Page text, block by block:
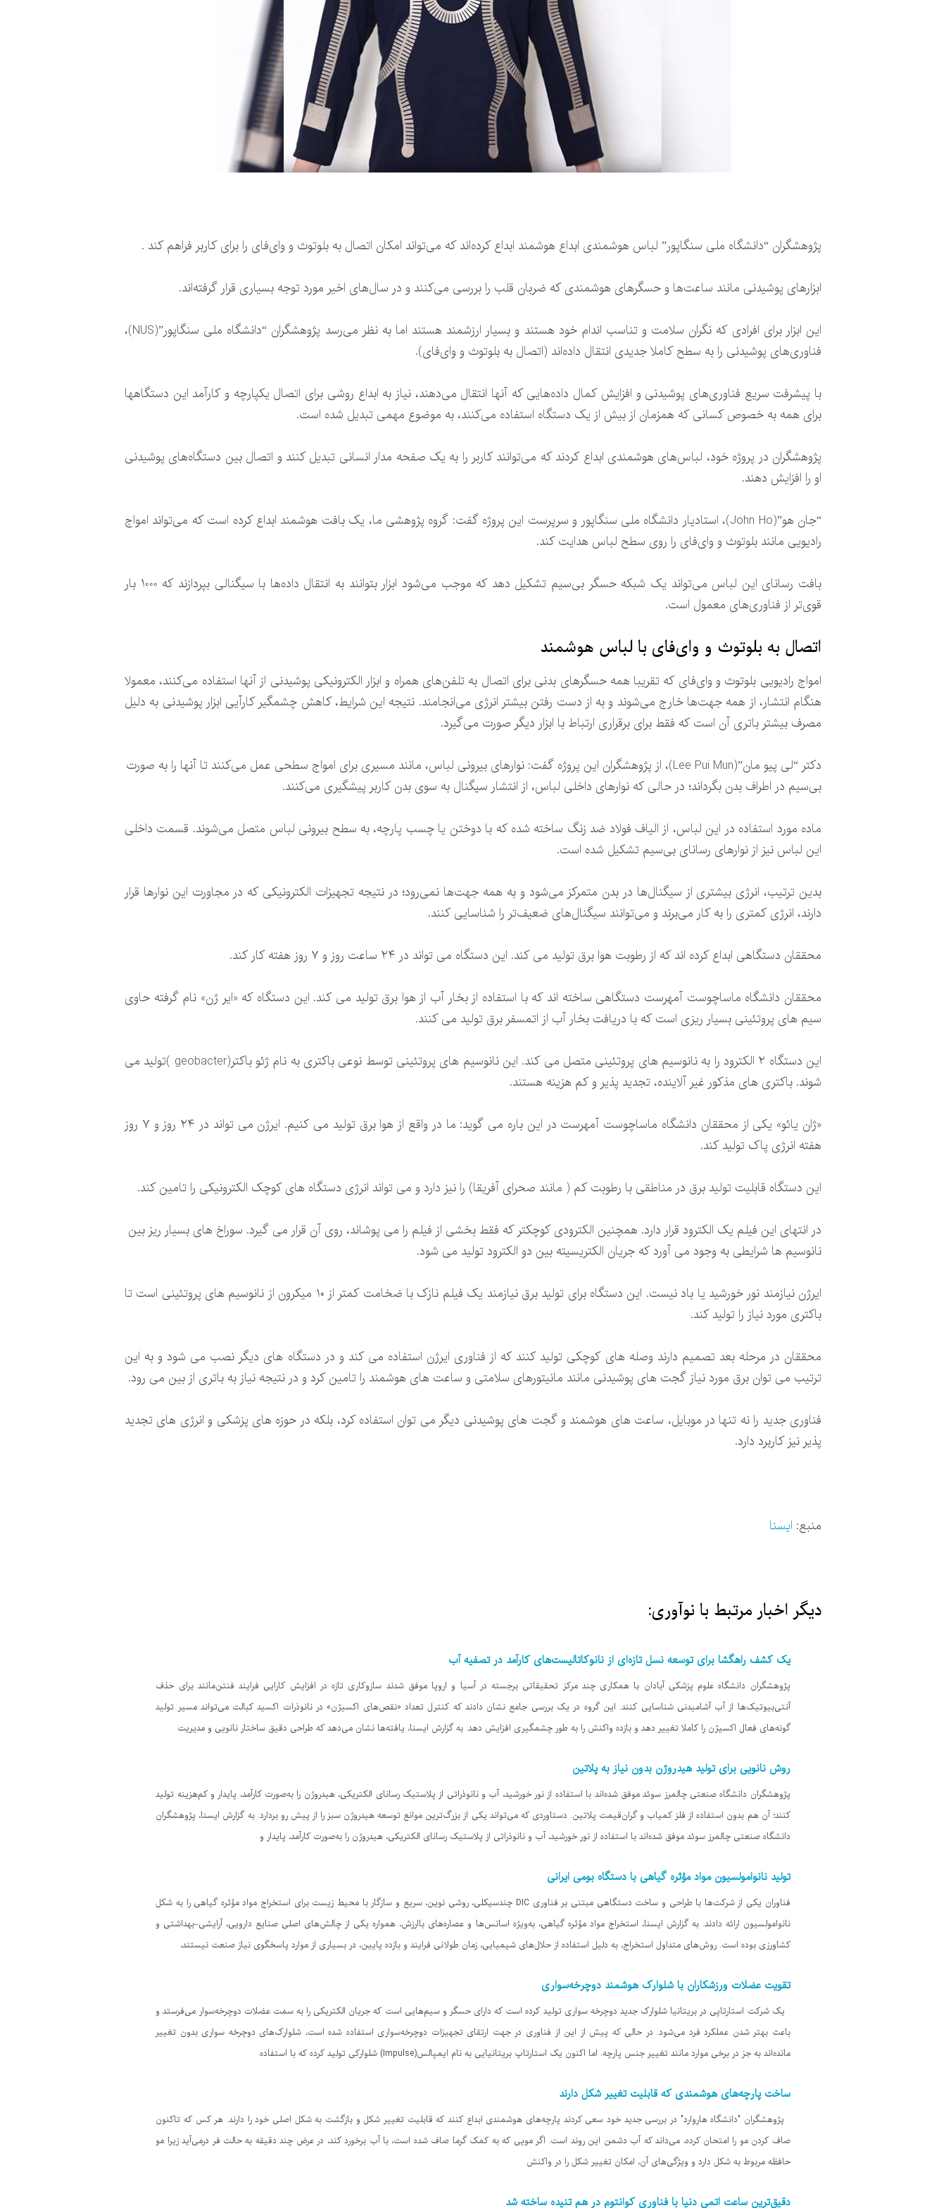
پژوهشگران “دانشگاه ملی سنگاپور” لباس هوشمندی ابداع هوشمند ابداع کرده‌اند که می‌تواند امکان اتصال به بلوتوث و وای‌فای را برای کاربر فراهم کند .
ابزارهای پوشیدنی مانند ساعت‌ها و حسگرهای هوشمندی که ضربان قلب را بررسی می‌کنند و در سال‌های اخیر مورد توجه بسیاری قرار گرفته‌اند.
این ابزار برای افرادی که نگران سلامت و تناسب اندام خود هستند و بسیار ارزشمند هستند اما به نظر می‌رسد پژوهشگران “دانشگاه ملی سنگاپور”(NUS)،
فناوری‌های پوشیدنی را به سطح کاملا جدیدی انتقال داده‌اند (اتصال به بلوتوث و وای‌فای).
با پیشرفت سریع فناوری‌های پوشیدنی و افزایش کمال داده‌هایی که آنها انتقال می‌دهند، نیاز به ابداع روشی برای اتصال یکپارچه و کارآمد این دستگاهها
برای همه به خصوص کسانی که همزمان از بیش از یک دستگاه استفاده می‌کنند، به موضوع مهمی تبدیل شده است.
پژوهشگران در پروژه خود، لباس‌های هوشمندی ابداع کردند که می‌توانند کاربر را به یک صفحه مدار انسانی تبدیل کنند و اتصال بین دستگاه‌های پوشیدنی
او را افزایش دهند.
“جان هو”(John Ho)، استادیار دانشگاه ملی سنگاپور و سرپرست این پروژه گفت: گروه پژوهشی ما، یک بافت هوشمند ابداع کرده است که می‌تواند امواج
رادیویی مانند بلوتوث و وای‌فای را روی سطح لباس هدایت کند.
بافت رسانای این لباس می‌تواند یک شبکه حسگر بی‌سیم تشکیل دهد که موجب می‌شود ابزار بتوانند به انتقال داده‌ها با سیگنالی بپردازند که 1000 بار
قوی‌تر از فناوری‌های معمول است.
اتصال به بلوتوث و وای‌فای با لباس هوشمند
امواج رادیویی بلوتوث و وای‌فای که تقریبا همه حسگرهای بدنی برای اتصال به تلفن‌های همراه و ابزار الکترونیکی پوشیدنی از آنها استفاده می‌کنند، معمولا
هنگام انتشار، از همه جهت‌ها خارج می‌شوند و به از دست رفتن بیشتر انرژی می‌انجامند. نتیجه این شرایط، کاهش چشمگیر کارآیی ابزار پوشیدنی به دلیل
مصرف بیشتر باتری آن است که فقط برای برقراری ارتباط با ابزار دیگر صورت می‌گیرد.
دکتر “لی پیو مان”(Lee Pui Mun)، از پژوهشگران این پروژه گفت: نوارهای بیرونی لباس، مانند مسیری برای امواج سطحی عمل می‌کنند تا آنها را به صورت
بی‌سیم در اطراف بدن بگرداند؛ در حالی که نوارهای داخلی لباس، از انتشار سیگنال به سوی بدن کاربر پیشگیری می‌کنند.
ماده مورد استفاده در این لباس، از الیاف فولاد ضد زنگ ساخته شده‌ که با دوختن یا چسب پارچه، به سطح بیرونی لباس متصل می‌شوند. قسمت داخلی
این لباس نیز از نوارهای رسانای بی‌سیم تشکیل شده است.
بدین ترتیب، انرژی بیشتری از سیگنال‌ها در بدن متمرکز می‌شود و به همه جهت‌ها نمی‌رود؛ در نتیجه تجهیزات الکترونیکی که در مجاورت این نوارها قرار
دارند، انرژی کمتری را به کار می‌برند و می‌توانند سیگنال‌های ضعیف‌تر را شناسایی کنند.
محققان دستگاهی ابداع کرده اند که از رطوبت هوا برق تولید می کند. این دستگاه می تواند در ۲۴ ساعت روز و ۷ روز هفته کار کند.
محققان دانشگاه ماساچوست آمهرست دستگاهی ساخته اند که با استفاده از بخار آب از هوا برق تولید می کند. این دستگاه که «ایر ژن» نام گرفته حاوی
سیم های پروتئینی بسیار ریزی است که با دریافت بخار آب از اتمسفر برق تولید می کنند.
این دستگاه ۲ الکترود را به نانوسیم های پروتئینی متصل می کند. این نانوسیم های پروتئینی توسط نوعی باکتری به نام ژئو باکتر(geobacter )تولید می
شوند. باکتری های مذکور غیر آلاینده، تجدید پذیر و کم هزینه هستند.
«ژان یائو» یکی از محققان دانشگاه ماساچوست آمهرست در این باره می گوید: ما در واقع از هوا برق تولید می کنیم. ایرژن می تواند در ۲۴ روز و ۷ روز
هفته انرژی پاک تولید کند.
این دستگاه قابلیت تولید برق در مناطقی با رطوبت کم ( مانند صحرای آفریقا) را نیز دارد و می تواند انرژی دستگاه های کوچک الکترونیکی را تامین کند.
در انتهای این فیلم یک الکترود قرار دارد. همچنین الکترودی کوچکتر که فقط بخشی از فیلم را می پوشاند، روی آن قرار می گیرد. سوراخ های بسیار ریز بین
نانوسیم ها شرایطی به وجود می آورد که جریان الکتریسیته بین دو الکترود تولید می شود.
ایرژن نیازمند نور خورشید یا باد نیست. این دستگاه برای تولید برق نیازمند یک فیلم نازک با ضخامت کمتر از ۱۰ میکرون از نانوسیم های پروتئینی است تا
باکتری مورد نیاز را تولید کند.
محققان در مرحله بعد تصمیم دارند وصله های کوچکی تولید کنند که از فناوری ایرژن استفاده می کند و در دستگاه های دیگر نصب می شود و به این
ترتیب می توان برق مورد نیاز گجت های پوشیدنی مانند مانیتورهای سلامتی و ساعت های هوشمند را تامین کرد و در نتیجه نیاز به باتری از بین می رود.
فناوری جدید را نه تنها در موبایل، ساعت های هوشمند و گجت های پوشیدنی دیگر می توان استفاده کرد، بلکه در حوزه های پزشکی و انرژی های تجدید
پذیر نیز کاربرد دارد.
منبع: ایسنا
دیگر اخبار مرتبط با نوآوری:
یک کشف راهگشا برای توسعه نسل تازه‌ای از نانوکاتالیست‌های کارآمد در تصفیه آب
پژوهشگران دانشگاه علوم پزشکی آبادان با همکاری چند مرکز تحقیقاتی برجسته در آسیا و اروپا موفق شدند سازوکاری تازه در افزایش کارایی فرایند فنتن‌مانند برای حذف
آنتی‌بیوتیک‌ها از آب آشامیدنی شناسایی کنند. این گروه در یک بررسی جامع نشان دادند که کنترل تعداد «نقص‌های اکسیژن» در نانوذرات اکسید کبالت می‌تواند مسیر تولید
گونه‌های فعال اکسیژن را کاملا تغییر دهد و بازده واکنش را به طور چشمگیری افزایش دهد. به گزارش ایسنا، یافته‌ها نشان می‌دهد که طراحی دقیق ساختار نانویی و مدیریت
روش نانویی برای تولید هیدروژن بدون نیاز به پلاتین
پژوهشگران دانشگاه صنعتی چالمرز سوئد موفق شده‌اند با استفاده از نور خورشید، آب و نانوذراتی از پلاستیک رسانای الکتریکی، هیدروژن را به‌صورت کارآمد، پایدار و کم‌هزینه تولید
کنند؛ آن هم بدون استفاده از فلز کمیاب و گران‌قیمت پلاتین. دستاوردی که می‌تواند یکی از بزرگ‌ترین موانع توسعه هیدروژن سبز را از پیش رو بردارد. به گزارش ایسنا، پژوهشگران
دانشگاه صنعتی چالمرز سوئد موفق شده‌اند با استفاده از نور خورشید، آب و نانوذراتی از پلاستیک رسانای الکتریکی، هیدروژن را به‌صورت کارآمد، پایدار و
تولید نانوامولسیون مواد مؤثره گیاهی با دستگاه بومی ایرانی
فناوران یکی از شرکت‌ها با طراحی و ساخت دستگاهی مبتنی بر فناوری DIC چندسیکلی، روشی نوین، سریع و سازگار با محیط زیست برای استخراج مواد مؤثره گیاهی را به شکل
نانوامولسیون ارائه دادند. به گزارش ایسنا، استخراج مواد مؤثره گیاهی، به‌ویژه اسانس‌ها و عصاره‌های باارزش، همواره یکی از چالش‌های اصلی صنایع دارویی، آرایشی–بهداشتی و
کشاورزی بوده است. روش‌های متداول استخراج، به دلیل استفاده از حلال‌های شیمیایی، زمان طولانی فرایند و بازده پایین، در بسیاری از موارد پاسخگوی نیاز صنعت نیستند،
تقویت عضلات ورزشکاران با شلوارک هوشمند دوچرخه‌سواری
یک شرکت استارتاپی در بریتانیا شلوارک جدید دوچرخه سواری تولید کرده است که دارای حسگر و سیم‌هایی است که جریان الکتریکی را به سمت عضلات دوچرخه‌سوار می‌فرستد و
باعث بهتر شدن عملکرد فرد می‌شود. در حالی که پیش از این از فناوری در جهت ارتقای تجهیزات دوچرخه‌سواری استفاده شده است، شلوارک‌های دوچرخه سواری بدون تغییر
مانده‌اند به جز در برخی موارد مانند تغییر جنس پارچه. اما اکنون یک استارتاپ بریتانیایی به نام ایمپالس(Impulse) شلوارکی تولید کرده که با استفاده
ساخت پارچه‌های هوشمندی که قابلیت تغییر شکل دارند
پژوهشگران "دانشگاه هاروارد" در بررسی جدید خود سعی کردند پارچه‌های هوشمندی ابداع کنند که قابلیت تغییر شکل و بازگشت به شکل اصلی خود را دارند. هر کس که تاکنون
صاف کردن مو را امتحان کرده، می‌داند که آب دشمن این روند است. اگر مویی که به کمک گرما صاف شده است، با آب برخورد کند، در عرض چند دقیقه به حالت فر درمی‌آید زیرا مو
حافظه مربوط به شکل دارد و ویژگی‌های آن، امکان تغییر شکل را در واکنش
دقیق‌ترین ساعت اتمی دنیا با فناوری کوانتوم در هم تنیده ساخته شد